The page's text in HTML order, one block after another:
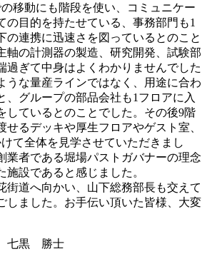
移動にも階段を使い、コミュニケー
の目的を持たせている、事務部門も1
の連携に迅速さを図っているとのこと
軸の計測器の製造、研究開発、試験部
過ぎて中身はよくわかりませんでした
うな量産ラインではなく、用途に合わ
、グループの部品会社も1フロアに入
しているとのことでした。その後9階
せるデッキや厚生フロアやゲスト室、
て全体を見学させていただきまし
業者である堀場パストガバナーの理念
施設であると感じました。
街道へ向かい、山下総務部長も交えて
しました。お手伝い頂いた皆様、大変
七黒 勝士